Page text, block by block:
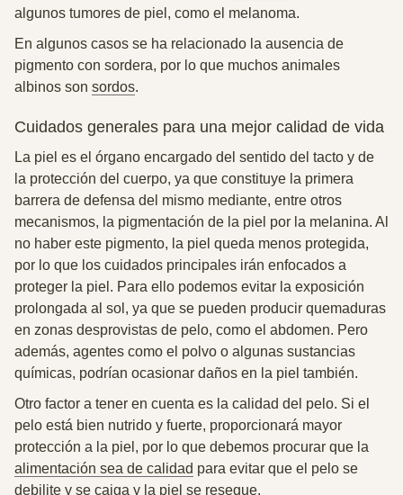
algunos tumores de piel, como el melanoma.
En algunos casos se ha relacionado la ausencia de
pigmento con sordera, por lo que muchos animales
albinos son sordos.
Cuidados generales para una mejor calidad de vida
La piel es el órgano encargado del sentido del tacto y de
la protección del cuerpo, ya que constituye la primera
barrera de defensa del mismo mediante, entre otros
mecanismos, la pigmentación de la piel por la melanina. Al
no haber este pigmento, la piel queda menos protegida,
por lo que los cuidados principales irán enfocados a
proteger la piel. Para ello podemos evitar la exposición
prolongada al sol , ya que se pueden producir quemaduras
en zonas desprovistas de pelo, como el abdomen. Pero
además, agentes como el polvo o algunas sustancias
químicas, podrían ocasionar daños en la piel también.
Otro factor a tener en cuenta es la calidad del pelo. Si el
pelo está bien nutrido y fuerte, proporcionará mayor
protección a la piel, por lo que debemos procurar que la
alimentación sea de calidad para evitar que el pelo se
debilite y se caiga y la piel se reseque.